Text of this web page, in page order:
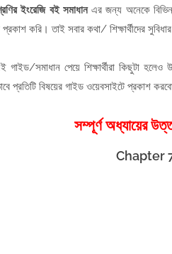
ইংরেজি বই সমাধানএর জন্য অনেকে
প্রকাশ করি। তাই সবার কথা/ শিক্ষার্থীদের
গাইড/সমাধান পেয়ে শিক্ষার্থীরা কিছুটা
প্রতিটি বিষয়ের গাইড ওয়েবসাইটে প্রকাশ
সম্পূর্ণ অধ্যায়ের
Chapter